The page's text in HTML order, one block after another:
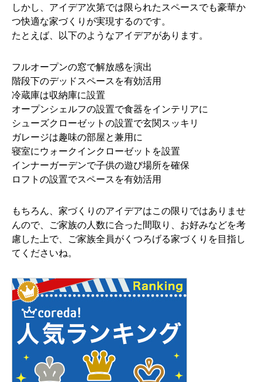
しかし、アイデア次第では限られたスペースでも豪華か
つ快適な家づくりが実現するのです。
たとえば、以下のようなアイデアがあります。
フルオープンの窓で解放感を演出
階段下のデッドスペースを有効活用
冷蔵庫は収納庫に設置
オープンシェルフの設置で食器をインテリアに
シューズクローゼットの設置で玄関スッキリ
ガレージは趣味の部屋と兼用に
寝室にウォークインクローゼットを設置
インナーガーデンで子供の遊び場所を確保
ロフトの設置でスペースを有効活用
もちろん、家づくりのアイデアはこの限りではありませ
んので、ご家族の人数に合った間取り、お好みなどを考
慮した上で、ご家族全員がくつろげる家づくりを目指し
てくださいね。